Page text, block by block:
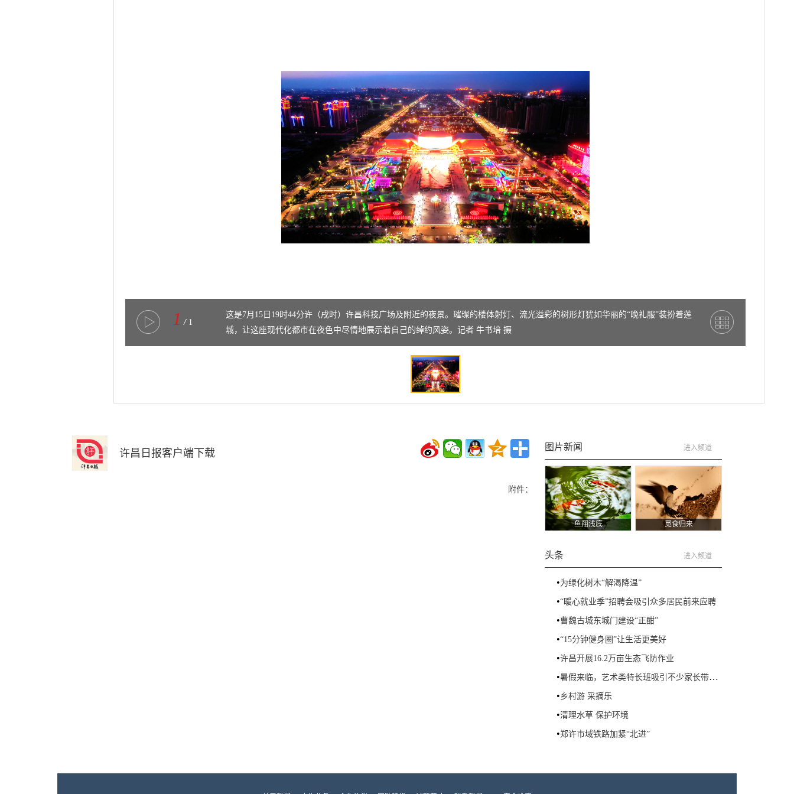
1 / 1
这是7月15日19时44分许（戌时）许昌科技广场及附近的夜景。璀璨的楼体射灯、流光溢彩的树形灯犹如华丽的“晚礼服”装扮着莲
城，让这座现代化都市在夜色中尽情地展示着自己的绰约风姿。记者 牛书培 摄 ​
许昌日报客户端下载
附件：
图片新闻 进入频道
鱼翔浅底 觅食归来
头条 进入频道
•为绿化树木“解渴降温”
•“暖心就业季”招聘会吸引众多居民前来应聘
•曹魏古城东城门建设“正酣”
•“15分钟健身圈”让生活更美好
•许昌开展16.2万亩生态飞防作业
•暑假来临，艺术类特长班吸引不少家长带着孩子前来报名学习
• 乡村游 采摘乐
•清理水草 保护环境
•郑许市域铁路加紧“北进”